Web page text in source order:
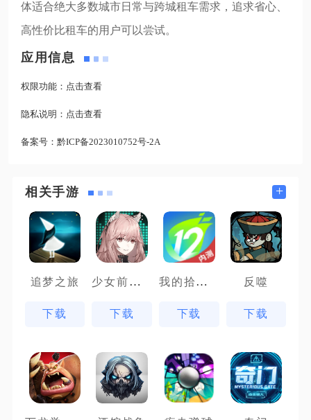
体适合绝大多数城市日常与跨城租车需求，追求省心、
高性价比租车的用户可以尝试。
应用信息
权限功能： 点击查看
隐私说明： 点击查看
备案号： 黔ICP备2023010752号-2A
相关手游 +
追梦之旅
下载
少女前线云图计划先锋服
下载
我的拾贰世界
下载
反噬
下载